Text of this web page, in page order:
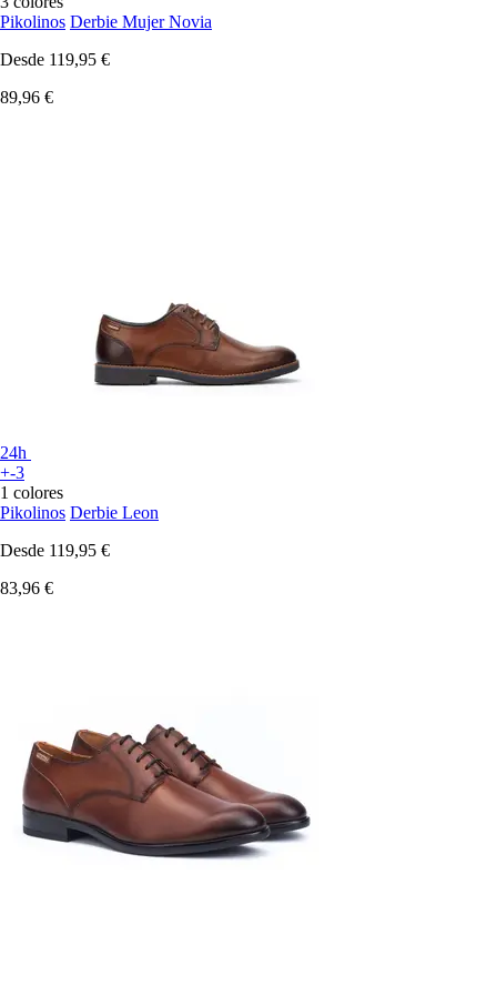
Pikolinos Derbie Mujer Novia
Desde 119,95 €
89,96 €
24h
+-3
1 colores
Pikolinos Derbie Leon
Desde 119,95 €
83,96 €